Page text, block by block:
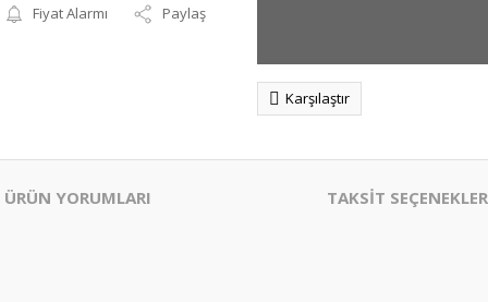
Fiyat Alarmı Paylaş
Karşılaştır
ÜRÜN YORUMLARI TAKSİT